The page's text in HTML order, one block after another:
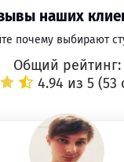
наших
почему выбирают
Общий рейтинг:
4.94 из 5 (53